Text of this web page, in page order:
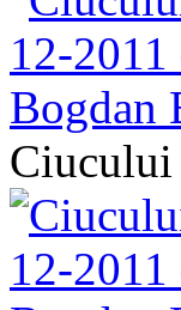
Ciucului